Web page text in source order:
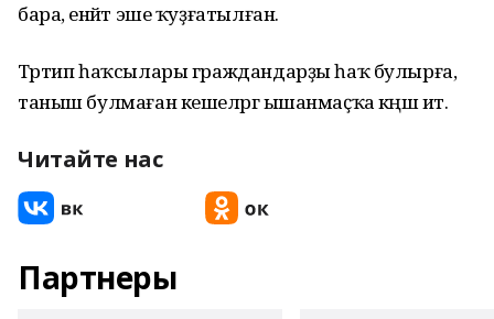
бара, енәйәт эше ҡуҙғатылған.
Тәртип һаҡсылары граждандарҙы һаҡ булырға,
таныш булмаған кешеләргә ышанмаҫҡа кәңәш итә.
Читайте нас
Партнеры